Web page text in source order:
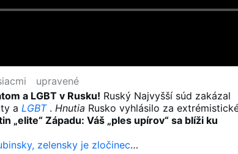
upravené
a LGBT v Rusku! Ruský Najvyšší súd zakázal
aLGBT.Hnutia Rusko vyhlásilo za
„elite“ Západu: Váš „ples upírov“ sa blíži ku
zelensky je zločinec